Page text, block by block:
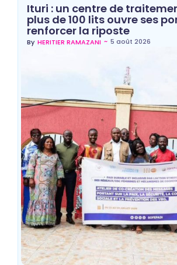
Ituri : un centre de
plus de 100 lits ouvre ses
renforcer la riposte
By HERITIER RAMAZANI ~ 5 août 2026